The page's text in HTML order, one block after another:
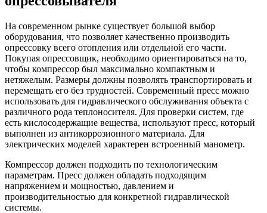
На современном рынке существует большой выбор
оборудования, что позволяет качественно производить
опрессовку всего отопления или отдельной его части.
Покупая опрессовщик, необходимо ориентироваться на то,
чтобы компрессор был максимально компактным и
нетяжелым. Размеры должны позволять транспортировать и
перемещать его без трудностей. Современный пресс можно
использовать для гидравлического обслуживания объекта с
различного рода теплоносителя. Для проверки систем, где
есть кислосодержащие вещества, используют пресс, который
выполнен из антикоррозионного материала. Для
электрических моделей характерен встроенный манометр.
Компрессор должен подходить по технологическим
параметрам. Пресс должен обладать подходящим
напряжением и мощностью, давлением и
производительностью для конкретной гидравлической
системы.